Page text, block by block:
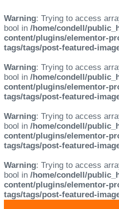
Warning: Trying to access
bool in /home/condell/
content/plugins/elementor-
tags/tags/post-featured-
Warning: Trying to access
bool in /home/condell/
content/plugins/elementor-
tags/tags/post-featured-
Warning: Trying to access
bool in /home/condell/
content/plugins/elementor-
tags/tags/post-featured-
Warning: Trying to access
bool in /home/condell/
content/plugins/elementor-
tags/tags/post-featured-